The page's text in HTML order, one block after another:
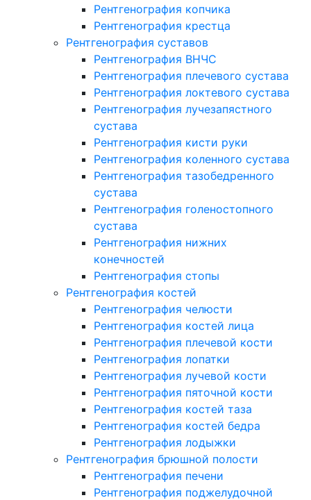
Рентгенография копчика
Рентгенография крестца
Рентгенография суставов
Рентгенография ВНЧС
Рентгенография плечевого сустава
Рентгенография локтевого сустава
Рентгенография лучезапястного
сустава
Рентгенография кисти руки
Рентгенография коленного сустава
Рентгенография тазобедренного
сустава
Рентгенография голеностопного
сустава
Рентгенография нижних
конечностей
Рентгенография стопы
Рентгенография костей
Рентгенография челюсти
Рентгенография костей лица
Рентгенография плечевой кости
Рентгенография лопатки
Рентгенография лучевой кости
Рентгенография пяточной кости
Рентгенография костей таза
Рентгенография костей бедра
Рентгенография лодыжки
Рентгенография брюшной полости
Рентгенография печени
Рентгенография поджелудочной